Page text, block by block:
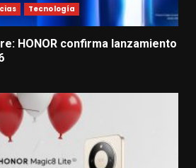
Tecnología
HONOR confirma lanzamiento